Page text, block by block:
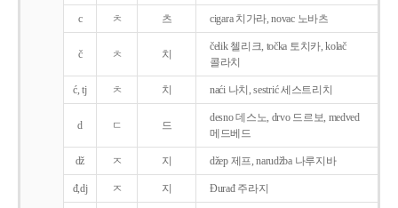
c ㅊ 츠 cigara 치가라, novac 노바츠
č ㅊ 치
čelik 첼리크, točka 토치카, kolač
콜라치
ć, tj ㅊ 치 naći 나치, sestrić 세스트리치
d ㄷ 드
desno 데스노, drvo 드르보, medved
메드베드
dž ㅈ 지 džep 제프, narudžba 나루지바
đ,dj ㅈ 지 Ðurađ 주라지